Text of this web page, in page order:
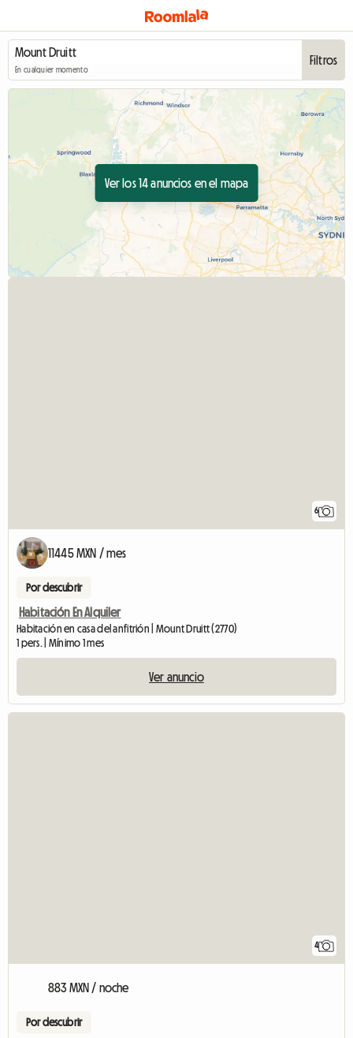
En cualquier momento
Filtros
Ver los 14 anuncios en el mapa
6
11445 MXN / mes
Por descubrir
Habitación En Alquiler
Habitación en casa del anfitrión | Mount Druitt (2770)
1 pers. | Mínimo 1 mes
Ver anuncio
4
883 MXN / noche
Por descubrir